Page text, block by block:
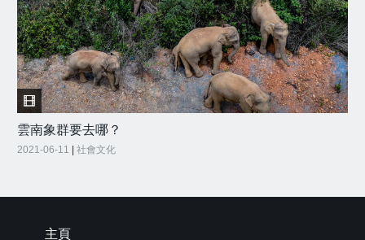
雲南象群要去哪？
2021-06-11 社會文化
主頁